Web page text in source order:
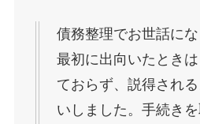
債務整理でお世話にな
最初に出向いたとき
ておらず、説得され
いしました。手続き